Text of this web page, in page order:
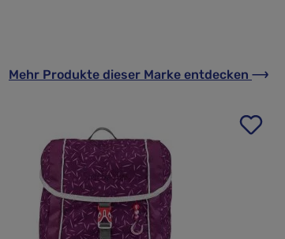
Mehr Produkte dieser Marke entdecken